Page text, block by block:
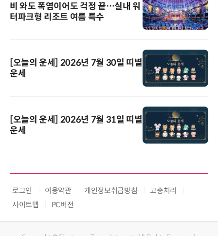
비 와도 폭염이어도 걱정 끝…실내 워
터파크형 리조트 여름 특수
[오늘의 운세] 2026년 7월 30일 띠별
운세
[오늘의 운세] 2026년 7월 31일 띠별
운세
로그인 이용약관 개인정보취급방침
고충처리
사이트맵
PC버전